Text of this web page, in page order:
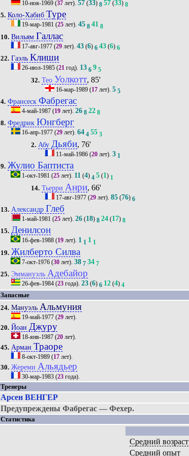
10-ноя-1969 (37 лет).57 (33) 8 57 (33) 8
5. Коло-ХабибТуре
19-мар-1981 (25 лет).45 8 41 8
10. Вильям Галлас
17-авг-1977 (29 лет).43 (6) 6 43 (6) 6
22. Гаэль Клиши
26-июл-1985 (21 год). 13 6 9 5
32. Тео Уолкотт, 85'
16-мар-1989(17лет). 5 5
4. ФрансескФабрегас
4-май-1987 (19 лет).26 8 22 8
8. ФредрикЮнгберг
16-апр-1977 (29 лет).64 4 55 3
2. Абу Дьяби, 76'
11-май-1986(20лет). 3 1
9. Жулио Баптиста
1-окт-1981 (25 лет). 11 (4) 4 5 (1) 1
14. Тьерри Анри, 66'
17-авг-1977(29лет). 85(76) 6
13. Александр Глеб
1-май-1981 (25 лет).26 (18) 8 24 (17) 8
15. Денилсон
16-фев-1988 (19 лет). 1 1 1 1
19. Жилберто Силва
7-окт-1976 (30 лет).38 7 34 7
25. Эммануэль Адебайор
26-фев-1984 (23 года).23 (6) 6 12 (4) 4
Запасные
24. Мануэль Альмуния
19-май-1977 (29 лет).
20. Йоан Джуру
18-янв-1987 (20 лет).
45. АрманТраоре
8-окт-1989 (17 лет).
30. Жереми Альядьер
30-мар-1983 (23 года).
Тренеры
Арсен ВЕНГЕР
Предупреждены Фабрегас — Фехер.
Статистика
Средний возраст
Средний опыт